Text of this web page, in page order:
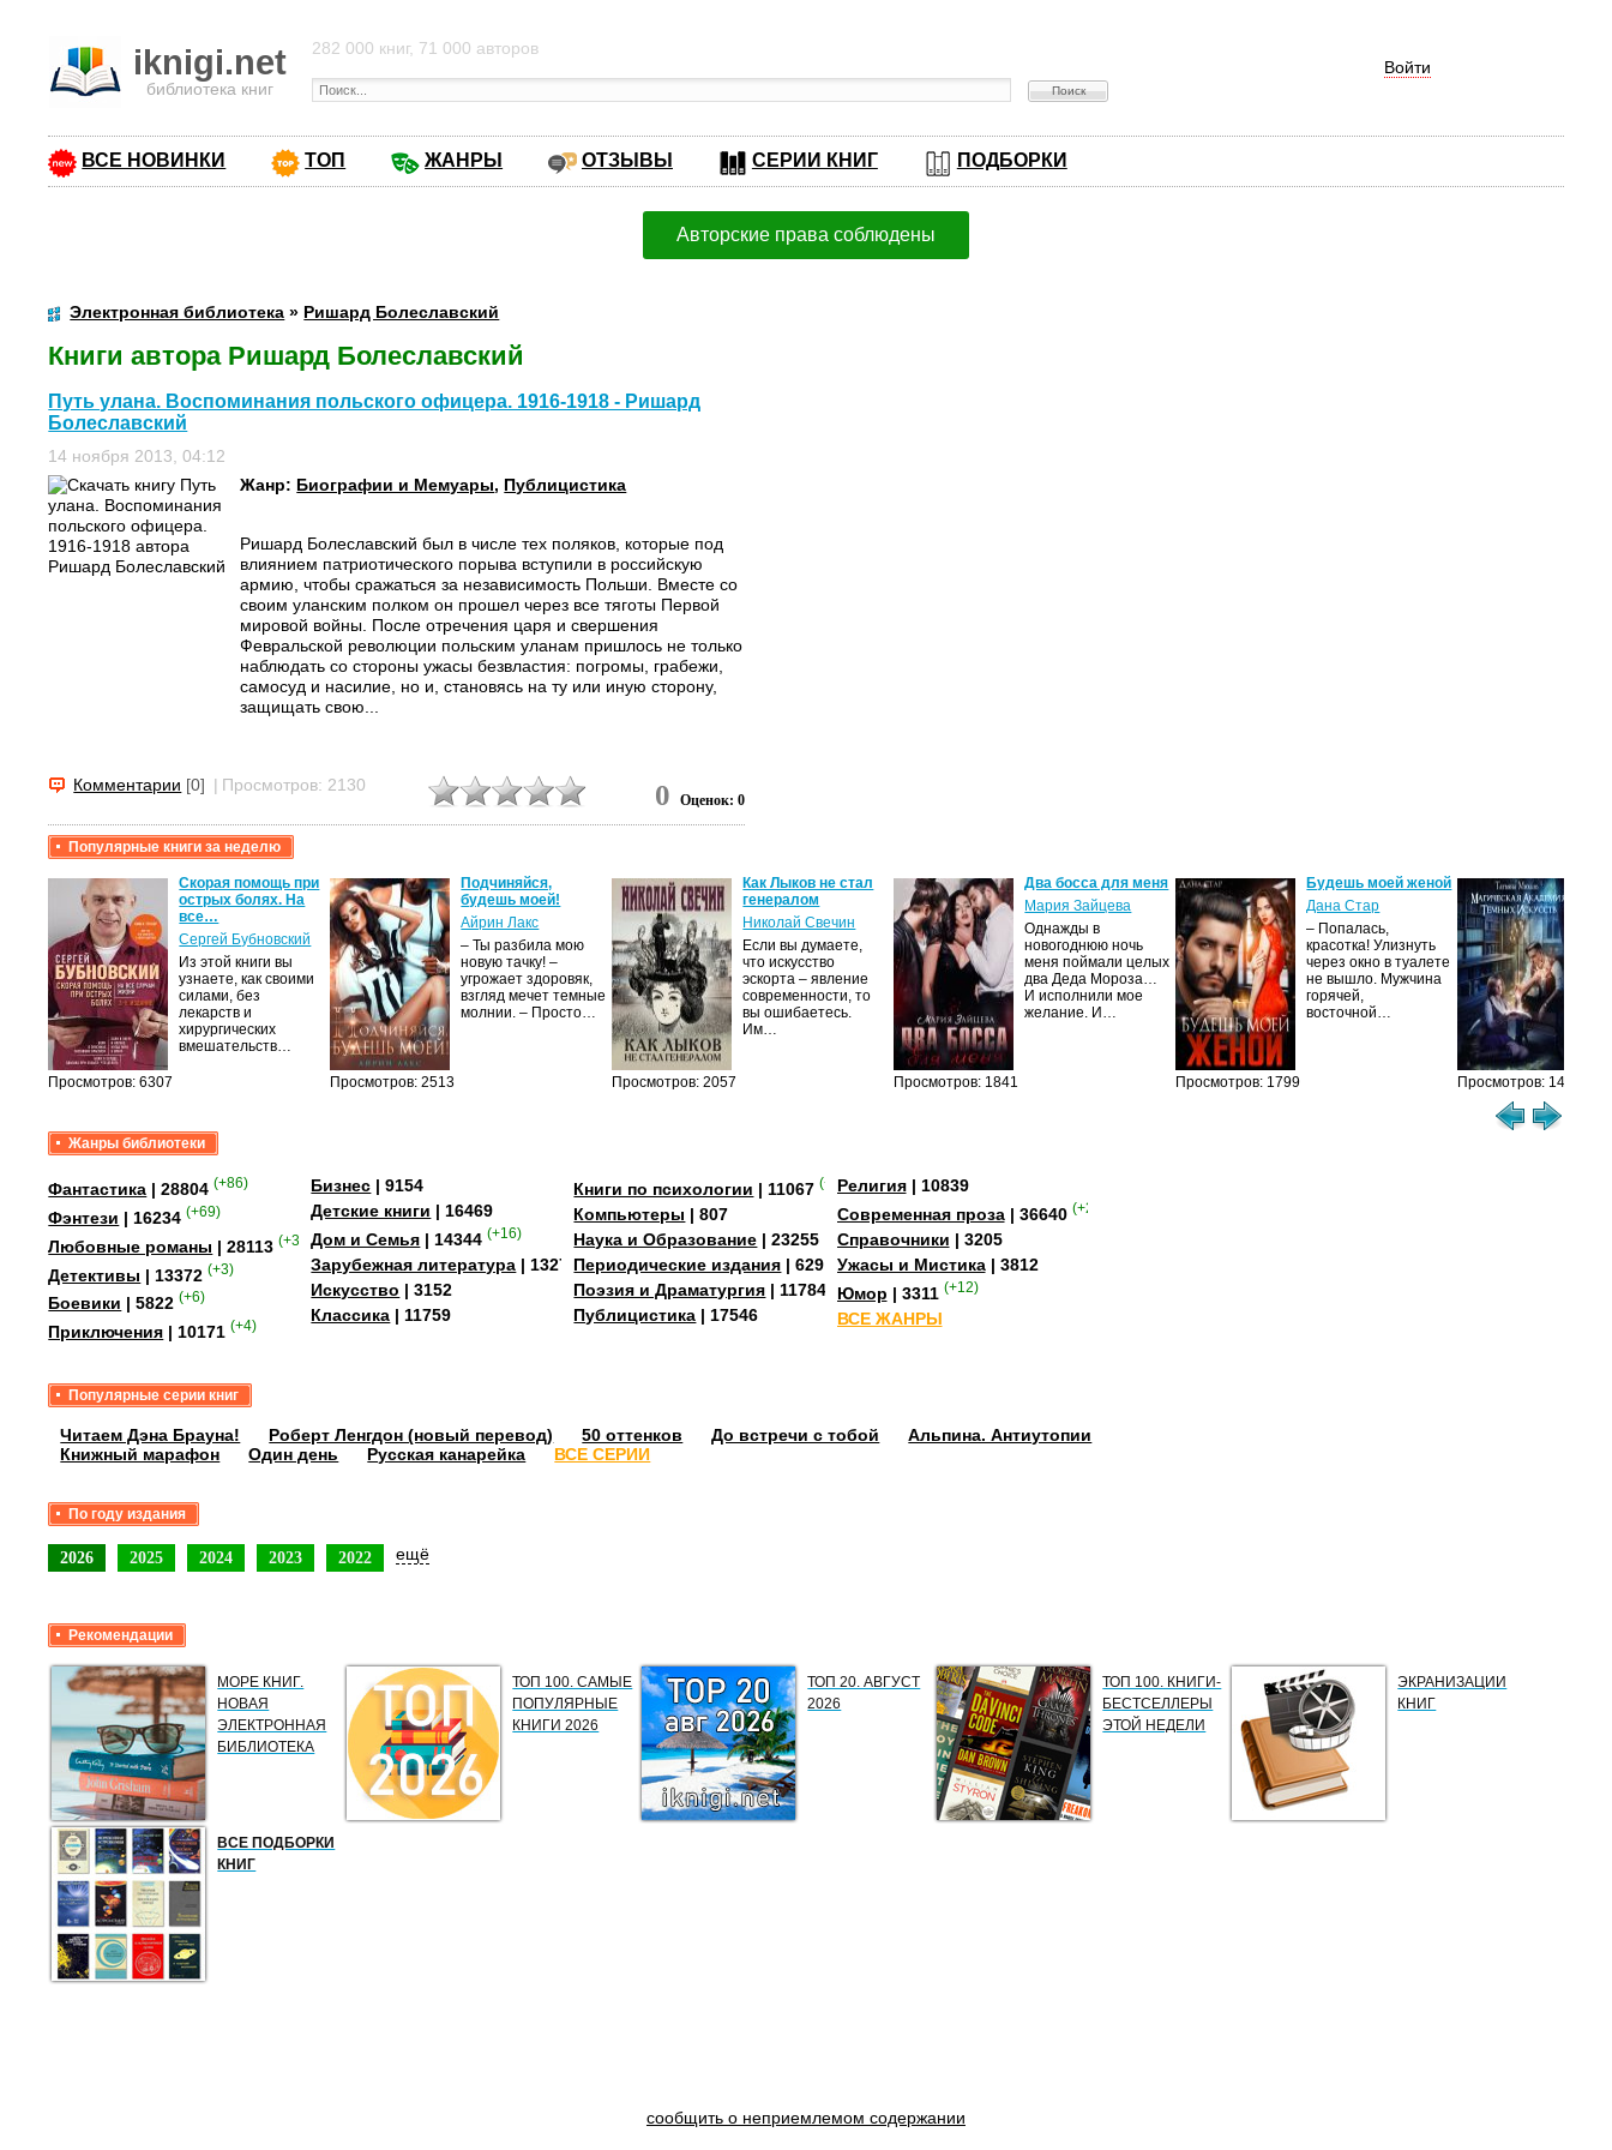
iknigi.net
библиотека книг
Войти
282 000 книг, 71 000 авторов
ВСЕ НОВИНКИ ТОП ЖАНРЫ ОТЗЫВЫ СЕРИИ КНИГ ПОДБОРКИ
Авторские права соблюдены
Электронная библиотека » Ришард Болеславский
Книги автора Ришард Болеславский
Путь улана. Воспоминания польского офицера. 1916-1918 - Ришард
Болеславский
14 ноября 2013, 04:12
Жанр: Биографии и Мемуары, Публицистика
Ришард Болеславский был в числе тех поляков, которые под
влиянием патриотического порыва вступили в российскую
армию, чтобы сражаться за независимость Польши. Вместе со
своим уланским полком он прошел через все тяготы Первой
мировой войны. После отречения царя и свершения
Февральской революции польским уланам пришлось не только
наблюдать со стороны ужасы безвластия: погромы, грабежи,
самосуд и насилие, но и, становясь на ту или иную сторону,
защищать свою...
Комментарии [0] | Просмотров: 2130 0 Оценок: 0
Популярные книги за неделю
Просмотров: 6307
Скорая помощь при
острых болях. На
все…
Сергей Бубновский
Из этой книги вы
узнаете, как своими
силами, без
лекарств и
хирургических
вмешательств…
Просмотров: 2513
Подчиняйся,
будешь моей!
Айрин Лакс
– Ты разбила мою
новую тачку! –
угрожает здоровяк,
взгляд мечет темные
молнии. – Просто…
Просмотров: 2057
Как Лыков не стал
генералом
Николай Свечин
Если вы думаете,
что искусство
эскорта – явление
современности, то
вы ошибаетесь.
Им…
Просмотров: 1841
Два босса для меня
Мария Зайцева
Однажды в
новогоднюю ночь
меня поймали целых
два Деда Мороза…
И исполнили мое
желание. И…
Просмотров: 1799
Будешь моей женой
Дана Стар
– Попалась,
красотка! Улизнуть
через окно в туалете
не вышло. Мужчина
горячей,
восточной…
Просмотров: 1460
Жанры библиотеки
Фантастика | 28804 (+86)
Фэнтези | 16234 (+69)
Любовные романы | 28113 (+358)
Детективы | 13372 (+3)
Боевики | 5822 (+6)
Приключения | 10171 (+4)
Бизнес | 9154
Детские книги | 16469
Дом и Семья | 14344 (+16)
Зарубежная литература | 13273
Искусство | 3152
Классика | 11759
Книги по психологии | 11067 (+3)
Компьютеры | 807
Наука и Образование | 23255
Периодические издания | 629
Поэзия и Драматургия | 11784
Публицистика | 17546
Религия| 10839
Современная проза| 36640 (+2)
Справочники | 3205
Ужасы и Мистика| 3812
Юмор | 3311 (+12)
ВСЕ ЖАНРЫ
Популярные серии книг
Читаем Дэна Брауна! Роберт Ленгдон (новый перевод) 50 оттенков До встречи с тобой
Альпина. Антиутопии
Книжный марафон
Один день Русская канарейка ВСЕ СЕРИИ
По году издания
2026 2025 2024 2023 2022 ещё
Рекомендации
МОРЕ КНИГ.
НОВАЯ
ЭЛЕКТРОННАЯ
БИБЛИОТЕКА
ТОП 100. САМЫЕ
ПОПУЛЯРНЫЕ
КНИГИ 2026
ТОП 20. АВГУСТ
2026
ТОП 100. КНИГИ-
БЕСТСЕЛЛЕРЫ
ЭТОЙ НЕДЕЛИ
ЭКРАНИЗАЦИИ
КНИГ
ВСЕ ПОДБОРКИ
КНИГ
сообщить о неприемлемом содержании